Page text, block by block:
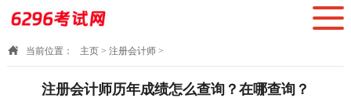
当前位置： 主页> 注册会计师>
注册会计师历年成绩怎么查询？在哪查询？